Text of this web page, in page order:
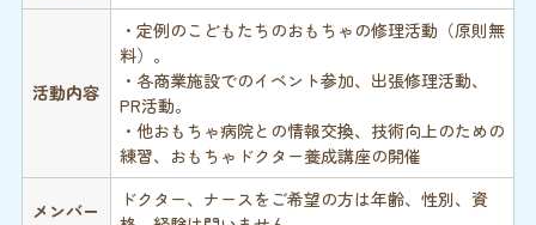
活動内容
・定例のこどもたちのおもちゃの修理活動（原則無
料）。
・各商業施設でのイベント参加、出張修理活動、
PR活動。
・他おもちゃ病院との情報交換、技術向上のための
練習、おもちゃドクター養成講座の開催
メンバー
ドクター、ナースをご希望の方は年齢、性別、資